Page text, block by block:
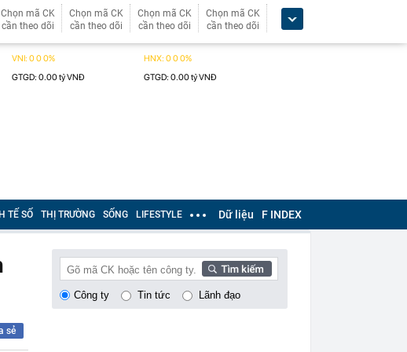
Chọn mã CK
cần theo dõi
Chọn mã CK
cần theo dõi
Chọn mã CK
cần theo dõi
Chọn mã CK
cần theo dõi
TẾ SỐ THỊ TRƯỜNG SỐNG LIFESTYLE Dữ liệu F INDEX
sẻ
Công ty Tin tức Lãnh đạo